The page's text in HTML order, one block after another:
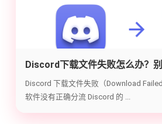
Discord下载文件失败怎么办？
招彻底搞定 Download Failed 报
Discord 下载文件失败（Download
软件没有正确分流 Discord 的 ...